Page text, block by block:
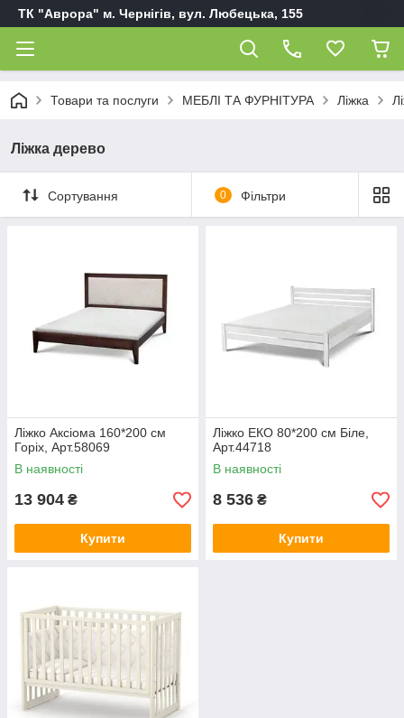
ТК "Аврора" м. Чернігів, вул. Любецька, 155
Товари та послуги МЕБЛІ ТА ФУРНІТУРА Ліжка
Ліжка дерево
Сортування 0 Фільтри
Ліжко Аксіома 160*200 см
Горіх, Арт.58069
В наявності
13 904 ₴
Купити
Ліжко ЕКО 80*200 см Біле,
Арт.44718
В наявності
8 536 ₴
Купити